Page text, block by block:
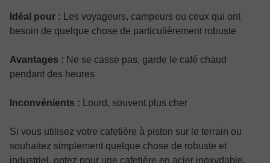
Idéal pour : Les voyageurs, campeurs ou ceux qui ont
besoin de quelque chose de particulièrement robuste
Avantages : Ne se casse pas, garde le café chaud
pendant des heures
Inconvénients : Lourd, souvent plus cher
Si vous utilisez votre cafetière à piston sur le terrain ou
souhaitez simplement quelque chose de robuste et
industriel, optez pour une cafetière en acier inoxydable.